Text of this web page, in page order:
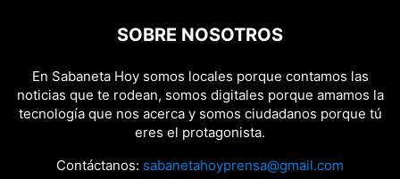
SOBRE NOSOTROS
En Sabaneta Hoy somos locales porque contamos las
noticias que te rodean, somos digitales porque amamos la
tecnología que nos acerca y somos ciudadanos porque tú
eres el protagonista.
Contáctanos: sabanetahoyprensa@gmail.com